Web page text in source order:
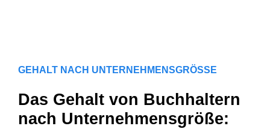
GEHALT NACH UNTERNEHMENSGRÖSSE
Das Gehalt von Buchhaltern
nach Unternehmensgröße: